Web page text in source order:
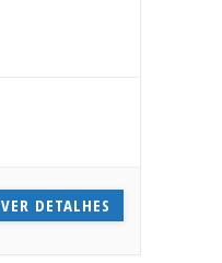
VER DETALHES